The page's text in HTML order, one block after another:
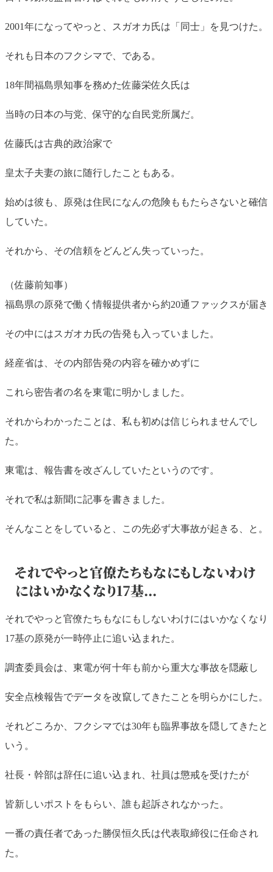
2001年になってやっと、スガオカ氏は「同士」を見つけた。
それも日本のフクシマで、である。
18年間福島県知事を務めた佐藤栄佐久氏は
当時の日本の与党、保守的な自民党所属だ。
佐藤氏は古典的政治家で
皇太子夫妻の旅に随行したこともある。
始めは彼も、原発は住民になんの危険ももたらさないと確信
していた。
それから、その信頼をどんどん失っていった。
（佐藤前知事）
福島県の原発で働く情報提供者から約20通ファックスが届き
その中にはスガオカ氏の告発も入っていました。
経産省は、その内部告発の内容を確かめずに
これら密告者の名を東電に明かしました。
それからわかったことは、私も初めは信じられませんでし
た。
東電は、報告書を改ざんしていたというのです。
それで私は新聞に記事を書きました。
そんなことをしていると、この先必ず大事故が起きる、と。
それでやっと官僚たちもなにもしないわけ
にはいかなくなり17基...
それでやっと官僚たちもなにもしないわけにはいかなくなり
17基の原発が一時停止に追い込まれた。
調査委員会は、東電が何十年も前から重大な事故を隠蔽し
安全点検報告でデータを改竄してきたことを明らかにした。
それどころか、フクシマでは30年も臨界事故を隠してきたと
いう。
社長・幹部は辞任に追い込まれ、社員は懲戒を受けたが
皆新しいポストをもらい、誰も起訴されなかった。
一番の責任者であった勝俣恒久氏は代表取締役に任命され
た。